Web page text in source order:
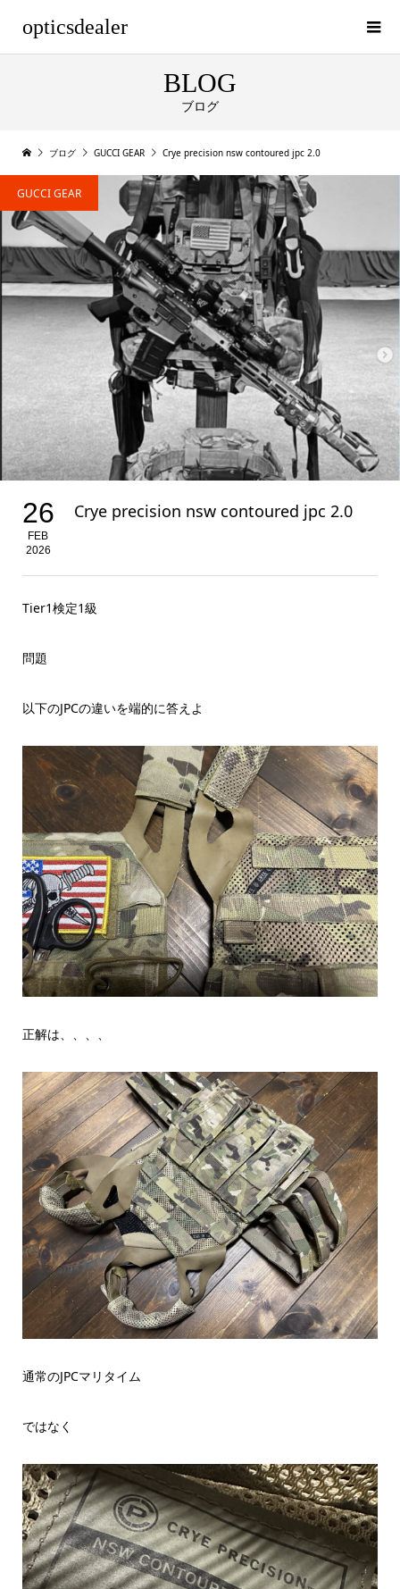
opticsdealer
BLOG
ブログ
ブログ GUCCI GEAR Crye precision nsw contoured jpc 2.0
GUCCI GEAR
26
FEB
2026
Crye precision nsw contoured jpc 2.0
Tier1検定1級
問題
以下のJPCの違いを端的に答えよ
正解は、、、、
通常のJPCマリタイム
ではなく